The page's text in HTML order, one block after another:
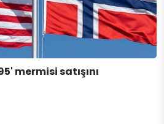
mermisi satışını